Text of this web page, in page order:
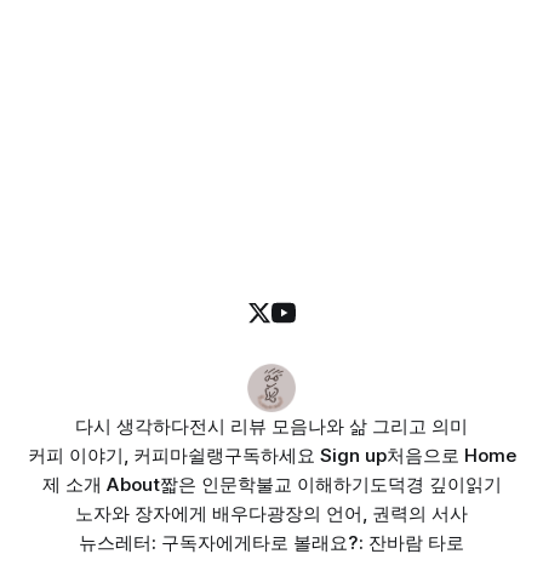
다시 생각하다전시 리뷰 모음나와 삶 그리고 의미
커피 이야기, 커피마쉴랭구독하세요 Sign up처음으로 Home
제 소개 About짧은 인문학불교 이해하기도덕경 깊이읽기
노자와 장자에게 배우다광장의 언어, 권력의 서사
뉴스레터: 구독자에게타로 볼래요?: 잔바람 타로